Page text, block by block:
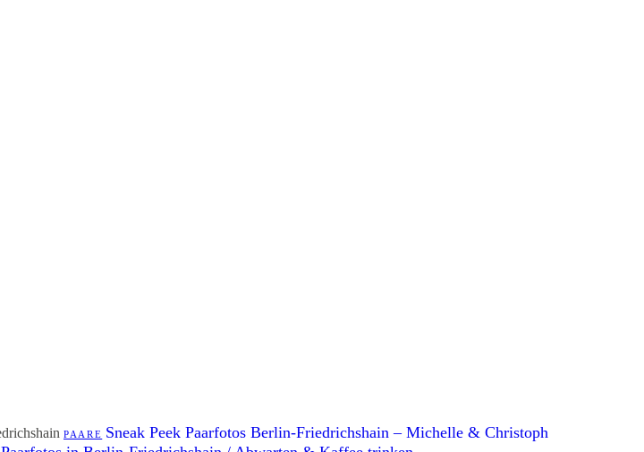
PAARE Sneak Peek Paarfotos Berlin-Friedrichshain – Michelle & Christoph